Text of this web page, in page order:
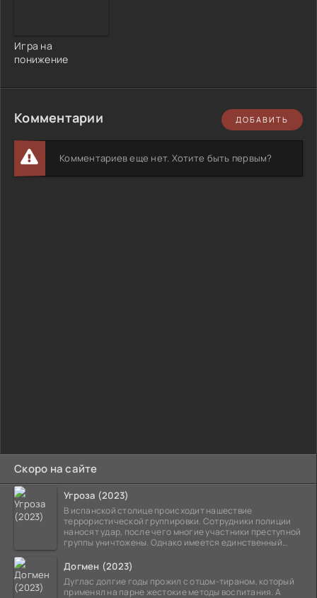
Скоро на сайте
Угроза (2023)
В испанской столице происходит нашествие
террористической группировки. Сотрудники полиции
наносят удар, после чего многие участники преступной
группы уничтожены. Однако имеется единственный
Догмен (2023)
Дуглас долгие годы прожил с отцом-тираном, который
применял на парне жестокие методы воспитания. А
Игра на
понижение
Комментарии ДОБАВИТЬ
Комментариев еще нет. Хотите быть первым?